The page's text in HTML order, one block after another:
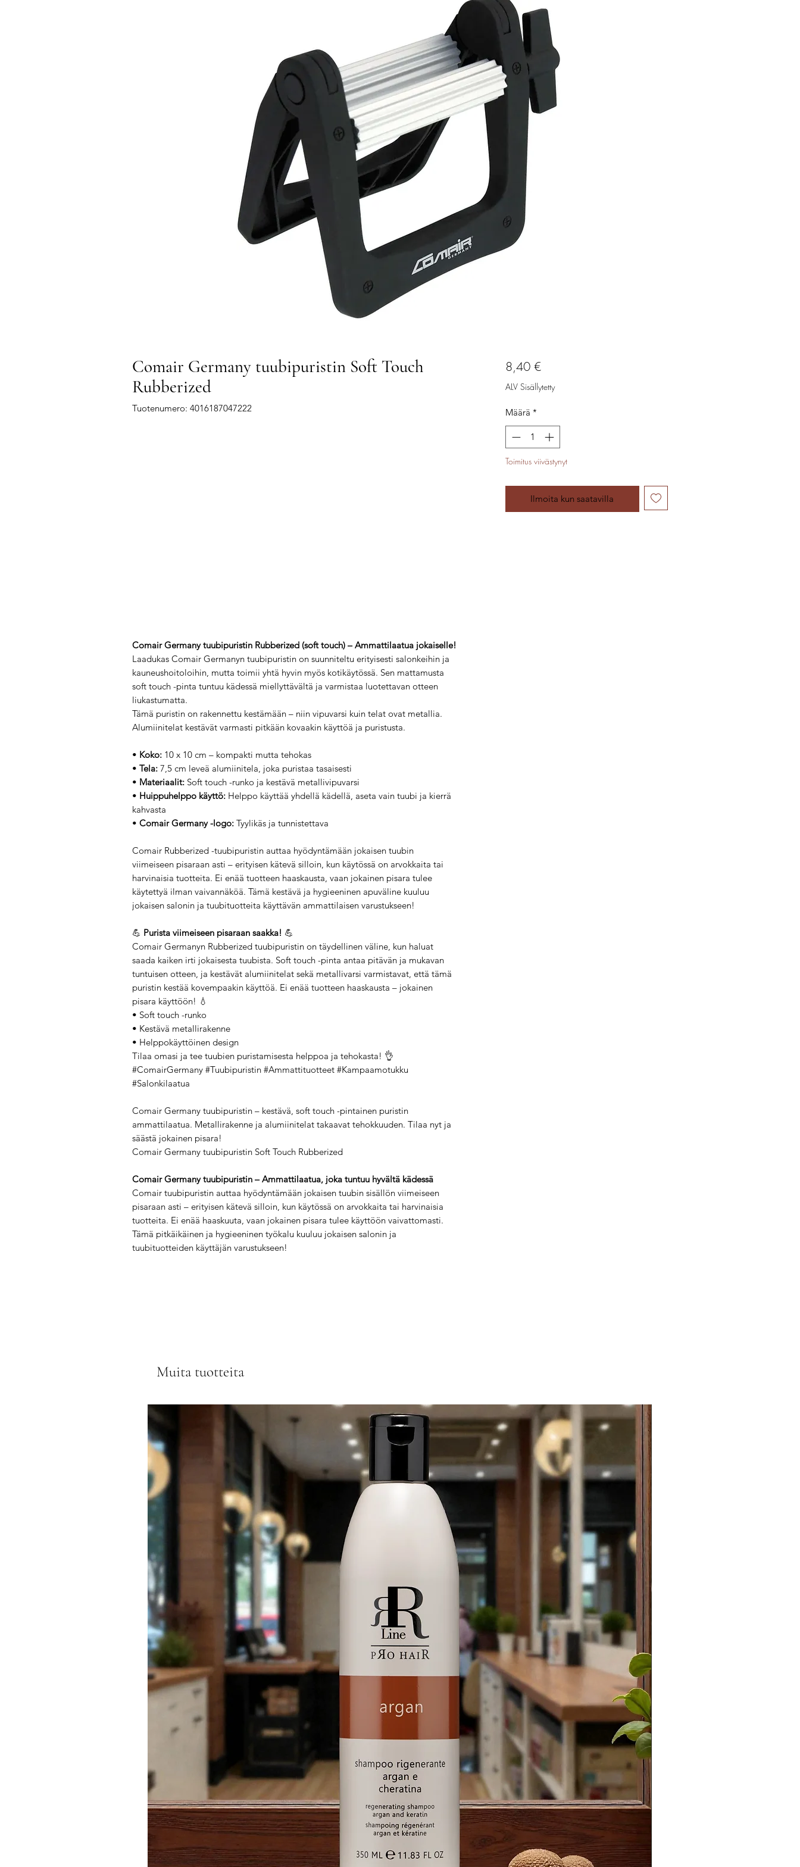
Comair Germany tuubipuristin Soft Touch
Rubberized
Tuotenumero: 4016187047222
Comair Germany tuubipuristin Rubberized (soft touch) – Ammattilaatua jokaiselle!
Laadukas Comair Germanyn tuubipuristin on suunniteltu erityisesti salonkeihin ja
kauneushoitoloihin, mutta toimii yhtä hyvin myös kotikäytössä. Sen mattamusta
soft touch -pinta tuntuu kädessä miellyttävältä ja varmistaa luotettavan otteen
liukastumatta.
Tämä puristin on rakennettu kestämään – niin vipuvarsi kuin telat ovat metallia.
Alumiinitelat kestävät varmasti pitkään kovaakin käyttöä ja puristusta.
• Koko: 10 x 10 cm – kompakti mutta tehokas
• Tela: 7,5 cm leveä alumiinitela, joka puristaa tasaisesti
• Materiaalit: Soft touch -runko ja kestävä metallivipuvarsi
• Huippuhelppo käyttö: Helppo käyttää yhdellä kädellä, aseta vain tuubi ja kierrä
kahvasta
• Comair Germany -logo: Tyylikäs ja tunnistettava
Comair Rubberized -tuubipuristin auttaa hyödyntämään jokaisen tuubin
viimeiseen pisaraan asti – erityisen kätevä silloin, kun käytössä on arvokkaita tai
harvinaisia tuotteita. Ei enää tuotteen haaskausta, vaan jokainen pisara tulee
käytettyä ilman vaivannäköä. Tämä kestävä ja hygieeninen apuväline kuuluu
jokaisen salonin ja tuubituotteita käyttävän ammattilaisen varustukseen!
💪 Purista viimeiseen pisaraan saakka! 💪
Comair Germanyn Rubberized tuubipuristin on täydellinen väline, kun haluat
saada kaiken irti jokaisesta tuubista. Soft touch -pinta antaa pitävän ja mukavan
tuntuisen otteen, ja kestävät alumiinitelat sekä metallivarsi varmistavat, että tämä
puristin kestää kovempaakin käyttöä. Ei enää tuotteen haaskausta – jokainen
pisara käyttöön! 💧
• Soft touch -runko
• Kestävä metallirakenne
• Helppokäyttöinen design
Tilaa omasi ja tee tuubien puristamisesta helppoa ja tehokasta! 👌
#ComairGermany #Tuubipuristin #Ammattituotteet #Kampaamotukku
#Salonkilaatua
Comair Germany tuubipuristin – kestävä, soft touch -pintainen puristin
ammattilaatua. Metallirakenne ja alumiinitelat takaavat tehokkuuden. Tilaa nyt ja
säästä jokainen pisara!
Comair Germany tuubipuristin Soft Touch Rubberized
Comair Germany tuubipuristin – Ammattilaatua, joka tuntuu hyvältä kädessä
Comair tuubipuristin auttaa hyödyntämään jokaisen tuubin sisällön viimeiseen
pisaraan asti – erityisen kätevä silloin, kun käytössä on arvokkaita tai harvinaisia
tuotteita. Ei enää haaskuuta, vaan jokainen pisara tulee käyttöön vaivattomasti.
Tämä pitkäikäinen ja hygieeninen työkalu kuuluu jokaisen salonin ja
tuubituotteiden käyttäjän varustukseen!
8,40 €Hinta
ALV Sisällytetty
Määrä *
Toimitus viivästynyt
Ilmoita kun saatavilla
Muita tuotteita